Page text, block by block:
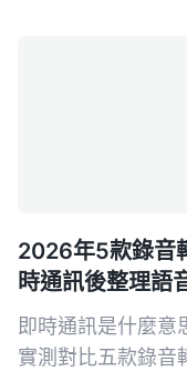
2026年5款錄音
時通訊後整理語
即時通訊是什麼意
實測對比五款錄音